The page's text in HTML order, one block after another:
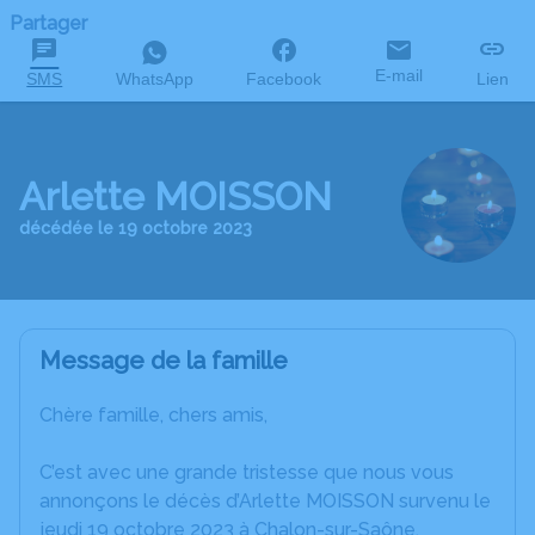
Partager
SMS WhatsApp Facebook E-mail Lien
Arlette MOISSON
décédée le 19 octobre 2023
Message de la famille
Chère famille, chers amis,
C’est avec une grande tristesse que nous vous
annonçons le décès d’Arlette MOISSON survenu le
jeudi 19 octobre 2023 à Chalon-sur-Saône.